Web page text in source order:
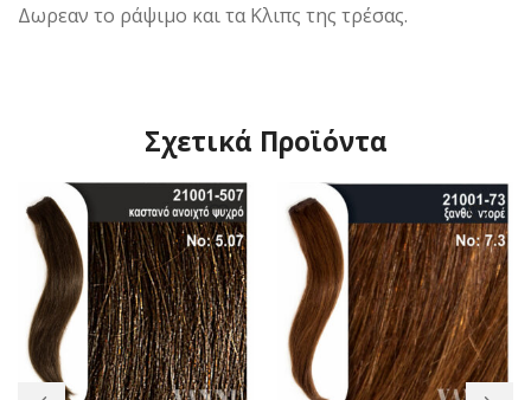
Δωρεαν το ράψιμο και τα Κλιπς της τρέσας.
Σχετικά Προϊόντα